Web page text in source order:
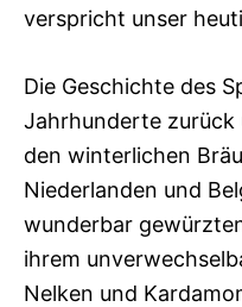
verspricht unser
Die Geschichte des
Jahrhunderte
den winterlichen
Niederlanden und
wunderbar
ihrem
Nelken und